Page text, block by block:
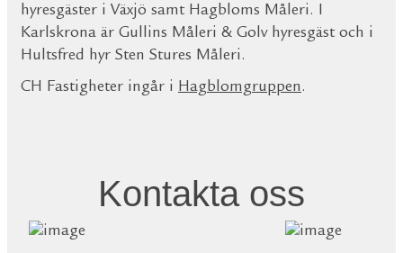
hyresgäster i Växjö samt Hagbloms Måleri. I
Karlskrona är Gullins Måleri & Golv hyresgäst och i
Hultsfred hyr Sten Stures Måleri.
CH Fastigheter ingår i Hagblomgruppen.
Kontakta oss